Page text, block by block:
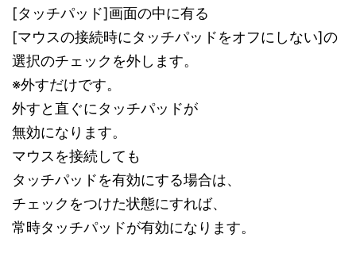
[タッチパッド]画面の中に有る
[マウスの接続時にタッチパッドをオフにしない]の
選択のチェックを外します。
※外すだけです。
外すと直ぐにタッチパッドが
無効になります。
マウスを接続しても
タッチパッドを有効にする場合は、
チェックをつけた状態にすれば、
常時タッチパッドが有効になります。